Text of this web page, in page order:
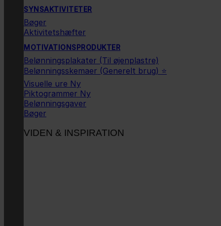
SYNSAKTIVITETER
Bøger
Aktivitetshæfter
MOTIVATIONSPRODUKTER
Belønningsplakater (Til øjenplastre)
Belønningsskemaer (Generelt brug) ⭐
Visuelle ure
Piktogrammer
Belønningsgaver
Bøger
VIDEN & INSPIRATION